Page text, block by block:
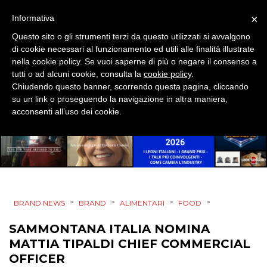
PRODOTTI
PUNTI VENDITA
CSR
STRATEGIE
DIGITALE
EDITORIA
BRAND NEWS > BRAND > ALIMENTARI > FOOD >
SAMMONTANA ITALIA NOMINA
MATTIA TIPALDI CHIEF COMMERCIAL
OFFICER
×
Informativa
Questo sito o gli strumenti terzi da questo utilizzati si avvalgono
di cookie necessari al funzionamento ed utili alle finalità illustrate
nella cookie policy. Se vuoi saperne di più o negare il consenso a
tutti o ad alcuni cookie, consulta la cookie policy.
Chiudendo questo banner, scorrendo questa pagina, cliccando
su un link o proseguendo la navigazione in altra maniera,
acconsenti all’uso dei cookie.